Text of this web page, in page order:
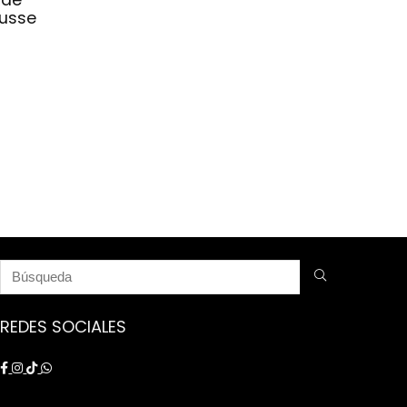
REDES SOCIALES